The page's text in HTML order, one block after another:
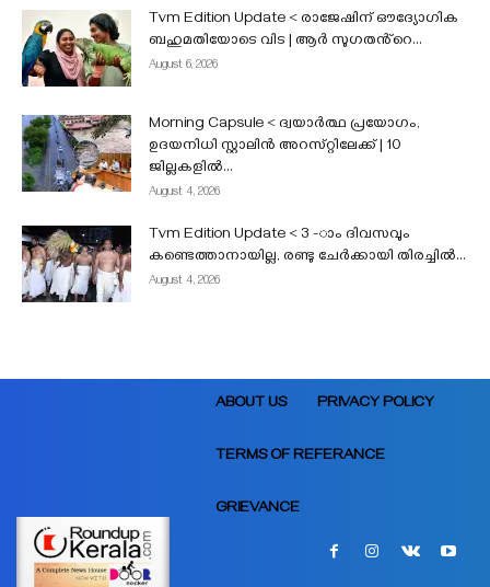
Tvm Edition Update < രാജേഷിന് ഔദ്യോഗിക
ബഹുമതിയോടെ വിട | ആർ സുഗതൻ്റെ...
August 6, 2026
Morning Capsule < ദ്വയാർത്ഥ പ്രയോഗം,
ഉദയനിധി സ്റ്റാലിൻ അറസ്‌റ്റിലേക്ക് | 10
ജില്ലകളിൽ...
August 4, 2026
Tvm Edition Update < 3 -ാം ദിവസവും
കണ്ടെത്താനായില്ല, രണ്ടു ചേർക്കായി തിരച്ചിൽ...
August 4, 2026
ABOUT US PRIVACY POLICY
TERMS OF REFERANCE
GRIEVANCE